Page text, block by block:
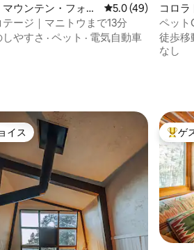
ウンテン・フォー
ウス
レビュー49件、5
5.0 (49)
ージ｜マニトウまで13分
やすさ · ペット · 電気自動車
コロラ
アパー
ペット
トメン
徒歩移
なし
イス
イス 大好
ゲ